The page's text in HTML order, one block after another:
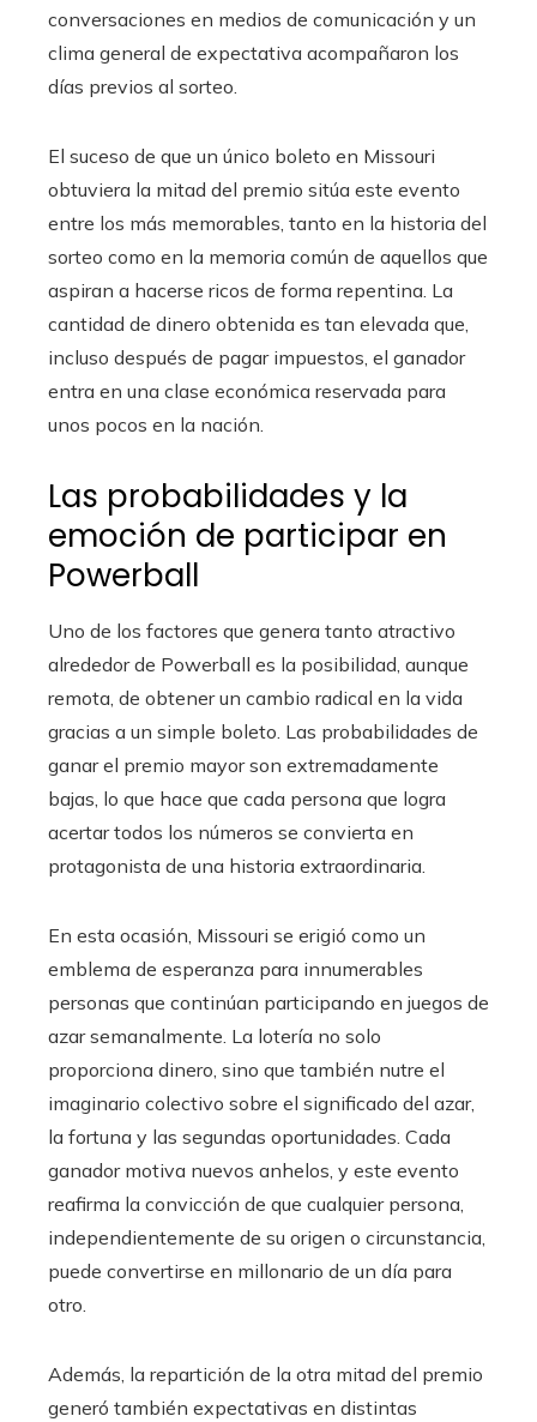
conversaciones en medios de comunicación y un
clima general de expectativa acompañaron los
días previos al sorteo.
El suceso de que un único boleto en Missouri
obtuviera la mitad del premio sitúa este evento
entre los más memorables, tanto en la historia del
sorteo como en la memoria común de aquellos que
aspiran a hacerse ricos de forma repentina. La
cantidad de dinero obtenida es tan elevada que,
incluso después de pagar impuestos, el ganador
entra en una clase económica reservada para
unos pocos en la nación.
Las probabilidades y la
emoción de participar en
Powerball
Uno de los factores que genera tanto atractivo
alrededor de Powerball es la posibilidad, aunque
remota, de obtener un cambio radical en la vida
gracias a un simple boleto. Las probabilidades de
ganar el premio mayor son extremadamente
bajas, lo que hace que cada persona que logra
acertar todos los números se convierta en
protagonista de una historia extraordinaria.
En esta ocasión, Missouri se erigió como un
emblema de esperanza para innumerables
personas que continúan participando en juegos de
azar semanalmente. La lotería no solo
proporciona dinero, sino que también nutre el
imaginario colectivo sobre el significado del azar,
la fortuna y las segundas oportunidades. Cada
ganador motiva nuevos anhelos, y este evento
reafirma la convicción de que cualquier persona,
independientemente de su origen o circunstancia,
puede convertirse en millonario de un día para
otro.
Además, la repartición de la otra mitad del premio
generó también expectativas en distintas